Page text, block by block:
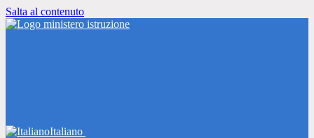
Salta al contenuto
Italiano